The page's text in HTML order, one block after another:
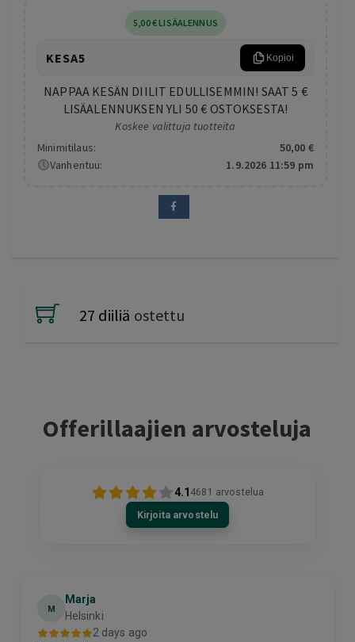
5,00€LISÄALENNUS
KESA5 Kopioi
NAPPAA KESÄN DIILIT EDULLISEMMIN! SAAT 5 €
LISÄALENNUKSEN YLI 50 € OSTOKSESTA!
Koskee valittuja tuotteita
Minimitilaus:
50,00 €
Vanhentuu:
1.9.2026 11:59 pm
27 diiliä ostettu
Offerillaajien arvosteluja
4.1 4681 arvostelua
Kirjoita arvostelu
M
Marja
Helsinki
2 days ago